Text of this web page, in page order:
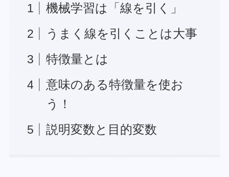
機械学習は「線を引く」
うまく線を引くことは大事
特徴量とは
意味のある特徴量を使お
う！
説明変数と目的変数